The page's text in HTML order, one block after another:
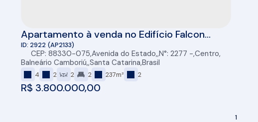
Apartamento à venda no Edifício Falcon
Tower FG Empreendimentos - Balneário
Camboriú/SC
R$ 3.800.000,00
2922 (AP2133)
CEP: 88330-075,Avenida do Estado ,N°: 2277 ,Centro,
Balneário Camboriú ,Santa Catarina,Brasil
4 2 2 2 237m² 2
1